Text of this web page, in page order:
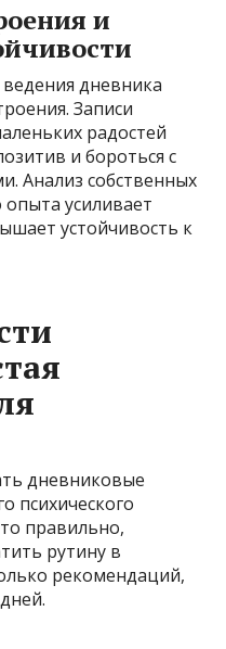
и
дневника
Записи
радостей
и бороться с
Анализ собственных
усиливает
устойчивость к
дневниковые
психического
правильно,
рутину в
рекомендаций,